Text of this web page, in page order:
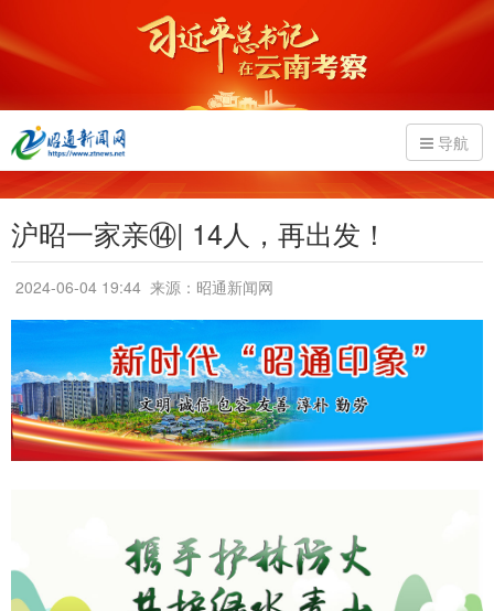
导航
沪昭一家亲⑭| 14人，再出发！
2024-06-04 19:44 来源：昭通新闻网